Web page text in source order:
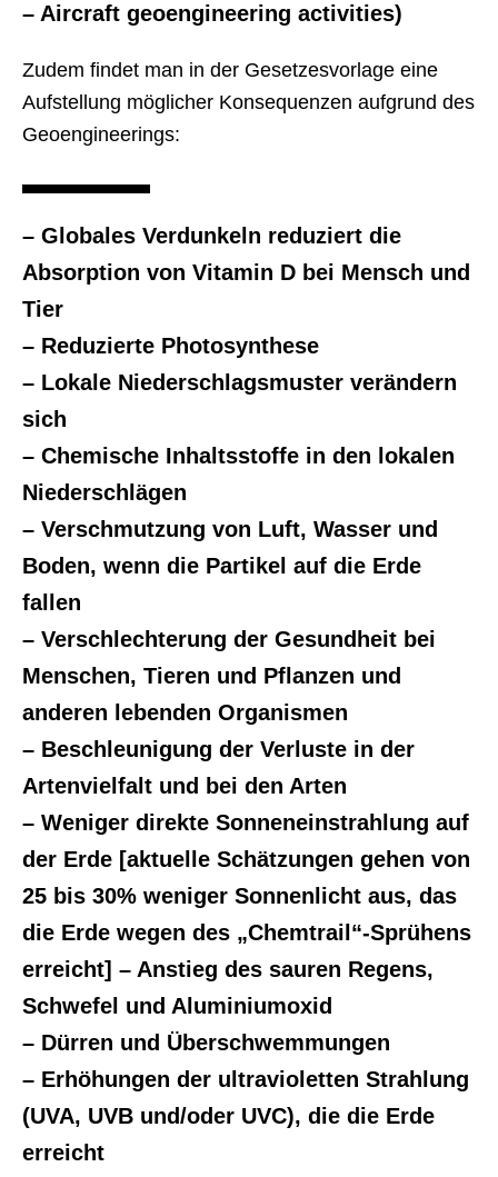
– Aircraft geoengineering activities)
Zudem findet man in der Gesetzesvorlage eine
Aufstellung möglicher Konsequenzen aufgrund des
Geoengineerings:
– Globales Verdunkeln reduziert die
Absorption von Vitamin D bei Mensch und
Tier
– Reduzierte Photosynthese
– Lokale Niederschlagsmuster verändern
sich
– Chemische Inhaltsstoffe in den lokalen
Niederschlägen
– Verschmutzung von Luft, Wasser und
Boden, wenn die Partikel auf die Erde
fallen
– Verschlechterung der Gesundheit bei
Menschen, Tieren und Pflanzen und
anderen lebenden Organismen
– Beschleunigung der Verluste in der
Artenvielfalt und bei den Arten
– Weniger direkte Sonneneinstrahlung auf
der Erde [aktuelle Schätzungen gehen von
25 bis 30% weniger Sonnenlicht aus, das
die Erde wegen des „Chemtrail“-Sprühens
erreicht] – Anstieg des sauren Regens,
Schwefel und Aluminiumoxid
– Dürren und Überschwemmungen
– Erhöhungen der ultravioletten Strahlung
(UVA, UVB und/oder UVC), die die Erde
erreicht